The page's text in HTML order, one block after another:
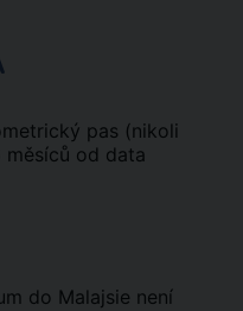
pas (nikoli
měsíců od data
do Malajsie není